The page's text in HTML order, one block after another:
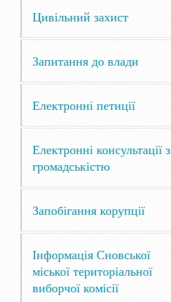
Цивільний захист
Запитання до влади
Електронні петиції
Електронні консультації з
громадськістю
Запобігання корупції
Інформація Сновської
міської територіальної
виборчої комісії